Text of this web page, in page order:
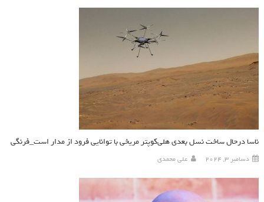
ناسا درحال ساخت نسل بعدی هلی‌کوپتر مریخی با توانایی فرود از مدار است_فرنگی
دسامبر 3, 2024 علی محمدی